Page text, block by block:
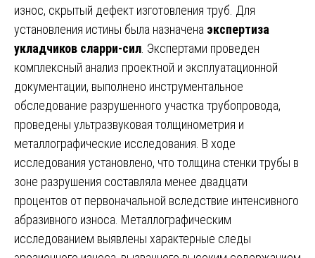
износ, скрытый дефект изготовления труб. Для
установления истины была назначена экспертиза
укладчиков сларри-сил . Экспертами проведен
комплексный анализ проектной и эксплуатационной
документации, выполнено инструментальное
обследование разрушенного участка трубопровода,
проведены ультразвуковая толщинометрия и
металлографические исследования. В ходе
исследования установлено, что толщина стенки трубы в
зоне разрушения составляла менее двадцати
процентов от первоначальной вследствие интенсивного
абразивного износа. Металлографическим
исследованием выявлены характерные следы